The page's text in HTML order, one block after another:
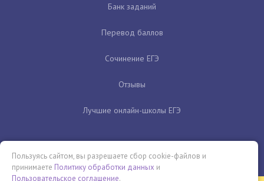
Банк заданий
Перевод баллов
Сочинение ЕГЭ
Отзывы
Лучшие онлайн-школы ЕГЭ
Пользуясь сайтом, вы разрешаете сбор cookie-файлов и
принимаете Политику обработки данных и
Пользовательское соглашение.